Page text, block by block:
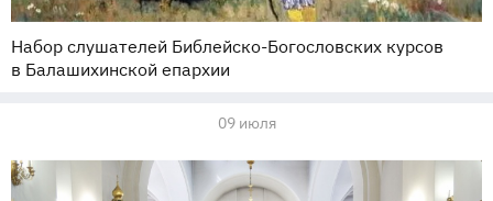
Набор слушателей Библейско-Богословских курсов
в Балашихинской епархии
09 июля